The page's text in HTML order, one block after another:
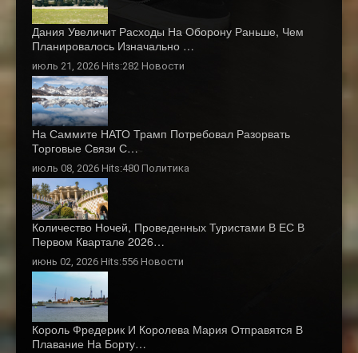
Дания Увеличит Расходы На Оборону Раньше, Чем
Планировалось Изначально …
июль 21, 2026 Hits:282 Новости
На Саммите НАТО Трамп Потребовал Разорвать
Торговые Связи С…
июль 08, 2026 Hits:480 Политика
Количество Ночей, Проведенных Туристами В ЕС В
Первом Квартале 2026…
июнь 02, 2026 Hits:556 Новости
Король Фредерик И Королева Мария Отправятся В
Плавание На Борту…